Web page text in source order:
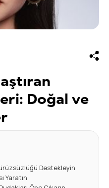
Doğal ve
Destekleyin
Yaratın